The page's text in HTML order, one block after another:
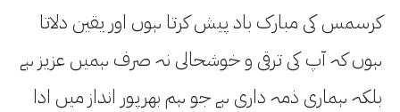
کرسمس کی مبارک باد پیش کرتا ہوں اور یقین دلاتا
ہوں کہ آپ کی ترقی و خوشحالی نہ صرف ہمیں عزیز ہے
بلکہ ہماری ذمہ داری ہے جو ہم بھرپور انداز میں ادا